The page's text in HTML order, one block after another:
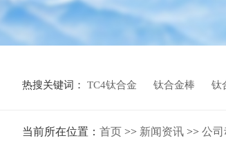
热搜关键词： TC4钛合金 钛合金棒 钛
当前所在位置： 首页 >> 新闻资讯 >> 公